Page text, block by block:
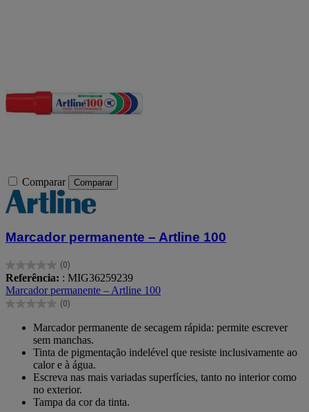
Comparar Comparar
Marcador permanente – Artline 100
(0)
0.0
em
5
estrelas.
Referência: : MIG36259239
Marcador permanente – Artline 100
(0)
0.0
estrelas.
Marcador permanente de secagem rápida: permite escrever
sem manchas.
Tinta de pigmentação indelével que resiste inclusivamente ao
calor e à água.
Escreva nas mais variadas superfícies, tanto no interior como
no exterior.
Tampa da cor da tinta.